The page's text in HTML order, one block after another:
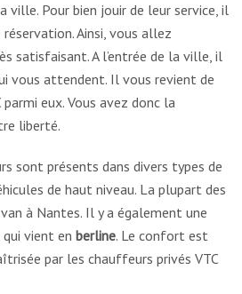
Pour bien jouir de leur service, il
Ainsi, vous allez
satisfaisant. A l’entrée de la ville, il
vous attendent. Il vous revient de
eux. Vous avez donc la
liberté.
sont présents dans divers types de
de haut niveau. La plupart des
à Nantes. Il y a également une
qui vient en berline. Le confort est
par les chauffeurs privés VTC